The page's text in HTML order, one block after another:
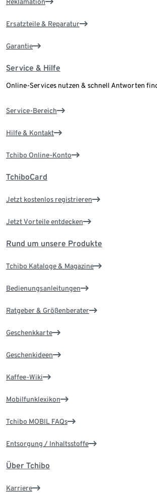
Ersatzteile & Reparatur
Garantie
Service & Hilfe
Online-Services nutzen & schnell Antworten
Service-Bereich
Hilfe & Kontakt
Tchibo Online-Konto
TchiboCard
Jetzt kostenlos registrieren
Jetzt Vorteile entdecken
Rund um unsere Produkte
Tchibo Kataloge & Magazine
Bedienungsanleitungen
Ratgeber & Größenberater
Geschenkkarte
Geschenkideen
Kaffee-Wiki
Mobilfunklexikon
Tchibo MOBIL FAQs
Entsorgung / Inhaltsstoffe
Über Tchibo
Karriere